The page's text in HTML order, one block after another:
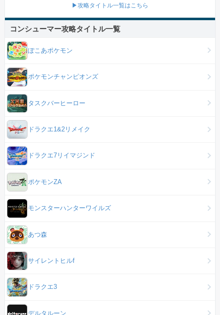
▶攻略タイトル一覧はこちら
コンシューマー攻略タイトル一覧
ぽこあポケモン
ポケモンチャンピオンズ
タスクバーヒーロー
ドラクエ1&2リメイク
ドラクエ7リイマジンド
ポケモンZA
モンスターハンターワイルズ
あつ森
サイレントヒルf
ドラクエ3
デルタルーン